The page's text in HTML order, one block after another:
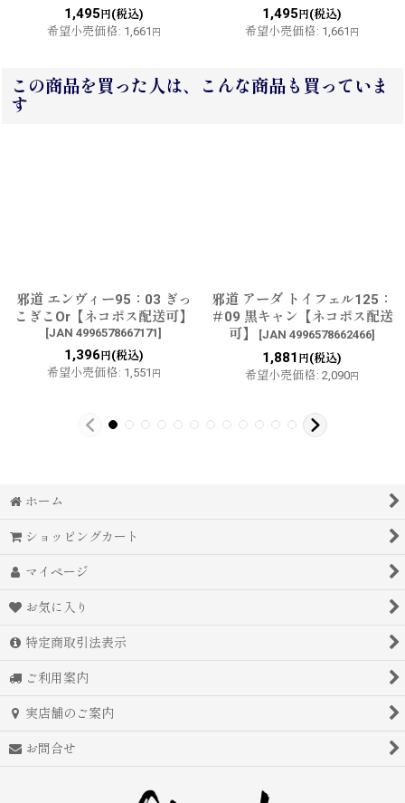
1,495 円(税込)
希望小売価格: 1,661 円
1,495 円(税込)
希望小売価格: 1,661 円
この商品を買った人は、こんな商品も買っていま
す
邪道 エンヴィー95：03 ぎっ
こぎこOr【ネコポス配送可】
[JAN 4996578667171]
1,396 円(税込)
希望小売価格: 1,551 円
邪道 アーダ トイフェル125：
＃09 黒キャン【ネコポス配送
可】
[JAN 4996578662466]
1,881 円(税込)
希望小売価格: 2,090円
ホーム
ショッピングカート
マイページ
お気に入り
特定商取引法表示
ご利用案内
実店舗のご案内
お問合せ